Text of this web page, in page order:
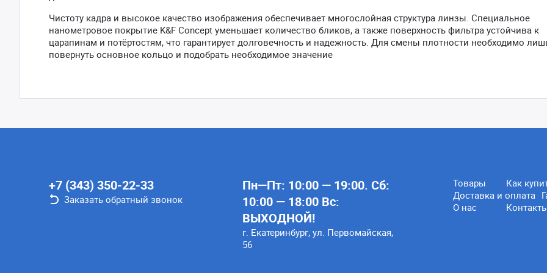
Чистоту кадра и высокое качество изображения обеспечивает многослойная структура линзы. Специальное
нанометровое покрытие K&F Concept уменьшает количество бликов, а также поверхность фильтра устойчива к
царапинам и потёртостям, что гарантирует долговечность и надежность. Для смены плотности необходимо
повернуть основное кольцо и подобрать необходимое значение
+7 (343) 350-22-33
Заказать обратный звонок
Пн—Пт: 10:00 — 19:00. Сб:
10:00 — 18:00 Вс:
ВЫХОДНОЙ!
г. Екатеринбург, ул. Первомайская,
56
Товары
Как
Доставка и оплата
О нас